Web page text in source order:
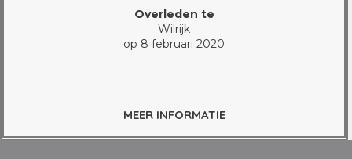
Overleden te
Wilrijk
op 8 februari 2020
MEER INFORMATIE